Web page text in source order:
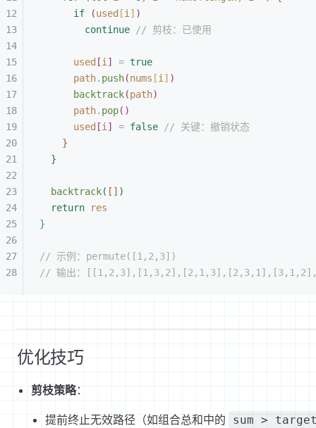
if
(used [i ] )
continue // 剪枝：已使用
used [i ] = true
path. push(nums [i ] )
backtrack(path)
path. pop( )
used [i ] = false // 关键：撤销状态
}
}
backtrack( [ ] )
return res
}
// 示例：permute([1,2,3])
// 输出：
优化技巧
剪枝策略：
提前终止无效路径（如组合总和中的 sum >